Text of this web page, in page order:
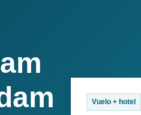
Vuelo + hotel